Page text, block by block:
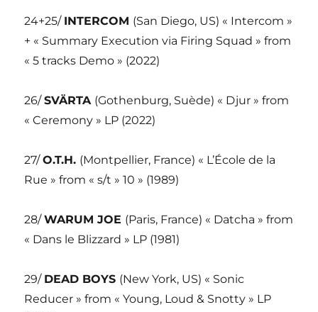
24+25/ INTERCOM (San Diego, US) « Intercom »
+ « Summary Execution via Firing Squad » from
« 5 tracks Demo » (2022)
26/SVÄRTA (Gothenburg, Suède) « Djur » from
« Ceremony » LP (2022)
27/O.T.H. (Montpellier, France) « L’École de la
Rue » from « s/t » 10 » (1989)
28/WARUM JOE (Paris, France) « Datcha » from
« Dans le Blizzard » LP (1981)
29/ DEAD BOYS (New York, US) « Sonic
Reducer » from « Young, Loud & Snotty » LP